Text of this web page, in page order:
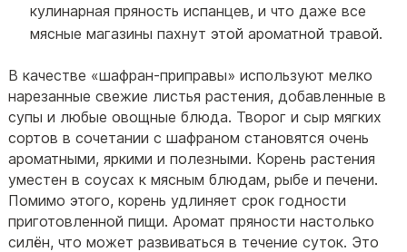
кулинарная пряность испанцев, и что даже все
мясные магазины пахнут этой ароматной травой.
В качестве «шафран-приправы» используют мелко
нарезанные свежие листья растения, добавленные в
супы и любые овощные блюда. Творог и сыр мягких
сортов в сочетании с шафраном становятся очень
ароматными, яркими и полезными. Корень растения
уместен в соусах к мясным блюдам, рыбе и печени.
Помимо этого, корень удлиняет срок годности
приготовленной пищи. Аромат пряности настолько
силён, что может развиваться в течение суток. Это